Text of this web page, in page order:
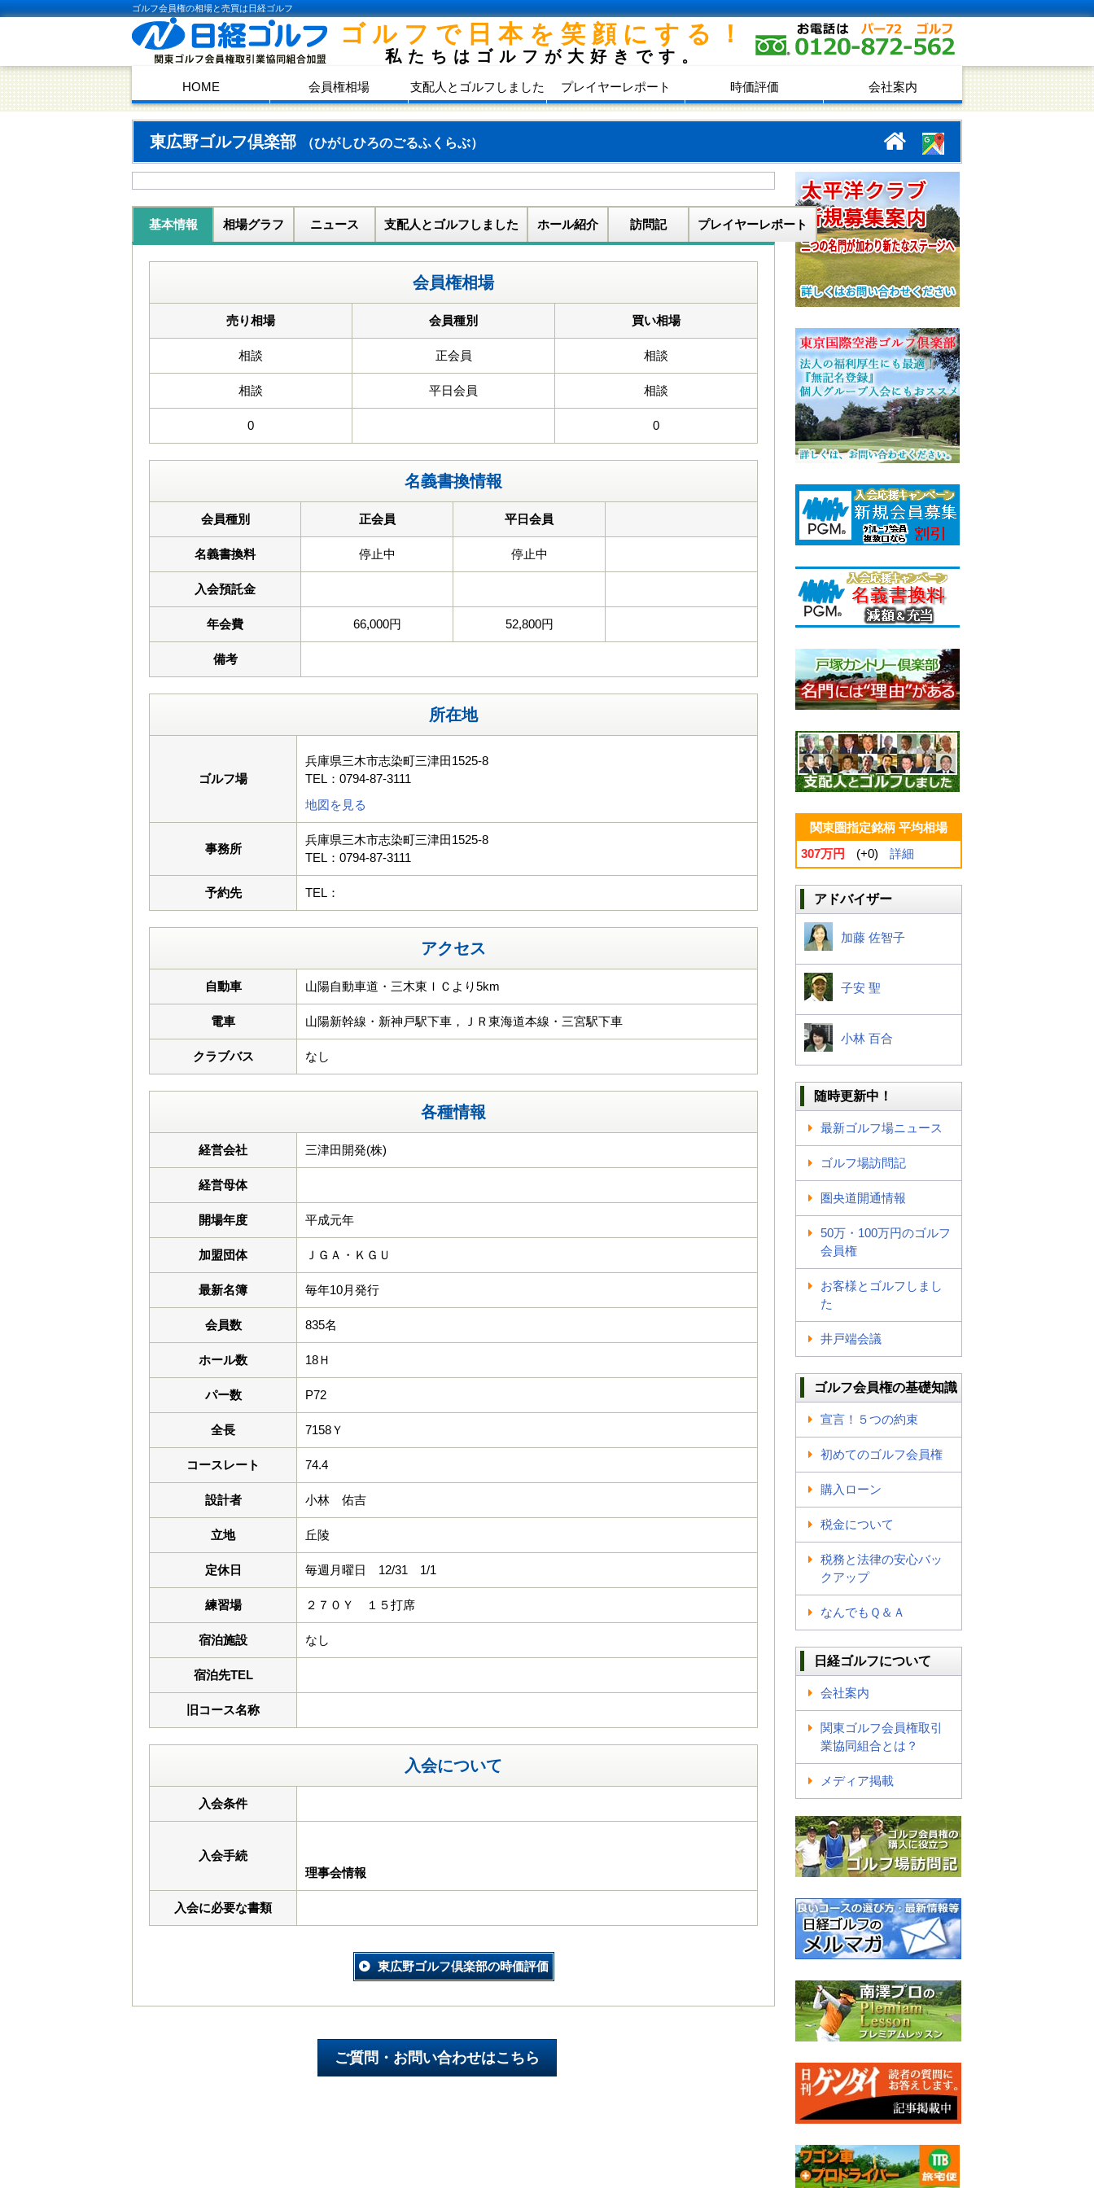
ゴルフ会員権の相場と売買は日経ゴルフ
ゴルフで日本を笑顔にする！
私たちはゴルフが大好きです。
HOME 会員権相場 支配人とゴルフしました プレイヤーレポート 時価評価 会社案内
東広野ゴルフ倶楽部 （ひがしひろのごるふくらぶ）
基本情報 相場グラフ ニュース 支配人とゴルフしました ホール紹介 訪問記 プレイヤーレポート
会員権相場
売り相場 会員種別 買い相場
相談 正会員 相談
相談 平日会員 相談
0 0
名義書換情報
会員種別 正会員 平日会員
名義書換料 停止中 停止中
入会預託金
年会費 66,000円 52,800円
備考
所在地
ゴルフ場
兵庫県三木市志染町三津田1525-8
TEL：0794-87-3111
地図を見る
事務所
兵庫県三木市志染町三津田1525-8
TEL：0794-87-3111
予約先 TEL：
アクセス
自動車 山陽自動車道・三木東ＩＣより5km
電車 山陽新幹線・新神戸駅下車，ＪＲ東海道本線・三宮駅下車
クラブバス なし
各種情報
経営会社 三津田開発(株)
経営母体
開場年度 平成元年
加盟団体 ＪＧＡ・ＫＧＵ
最新名簿 毎年10月発行
会員数 835名
ホール数 18Ｈ
パー数 P72
全長 7158Ｙ
コースレート 74.4
設計者 小林 佑吉
立地 丘陵
定休日 毎週月曜日 12/31 1/1
練習場 ２７０Ｙ １５打席
宿泊施設 なし
宿泊先TEL
旧コース名称
入会について
入会条件
入会手続
理事会情報
入会に必要な書類
東広野ゴルフ倶楽部の時価評価
関東圏指定銘柄 平均相場
307万円
(+0) 詳細
アドバイザー
加藤 佐智子
子安 聖
小林 百合
随時更新中！
最新ゴルフ場ニュース
ゴルフ場訪問記
圏央道開通情報
50万・100万円のゴルフ
会員権
お客様とゴルフしまし
た
井戸端会議
ゴルフ会員権の基礎知識
宣言！５つの約束
初めてのゴルフ会員権
購入ローン
税金について
税務と法律の安心バッ
クアップ
なんでもＱ＆Ａ
日経ゴルフについて
会社案内
関東ゴルフ会員権取引
業協同組合とは？
メディア掲載